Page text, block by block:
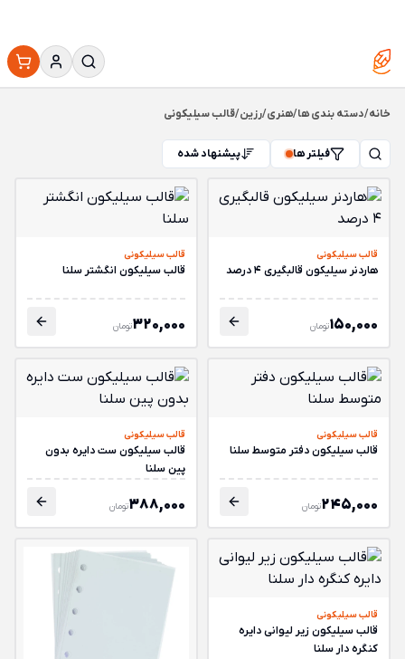
خانه/دسته بندی ها/هنری/رزین/قالب سیلیکونی
فیلتر ها پیشنهاد شده
قالب سیلیکونی
هاردنر سیلیکون قالبگیری 4 درصد
150,000تومان
قالب سیلیکونی
قالب سیلیکون انگشتر سلنا
320,000تومان
قالب سیلیکونی
قالب سیلیکون دفتر متوسط سلنا
245,000تومان
قالب سیلیکونی
قالب سیلیکون ست دایره بدون
پین سلنا
388,000تومان
قالب سیلیکونی
قالب سیلیکون زیر لیوانی دایره
کنگره دار سلنا